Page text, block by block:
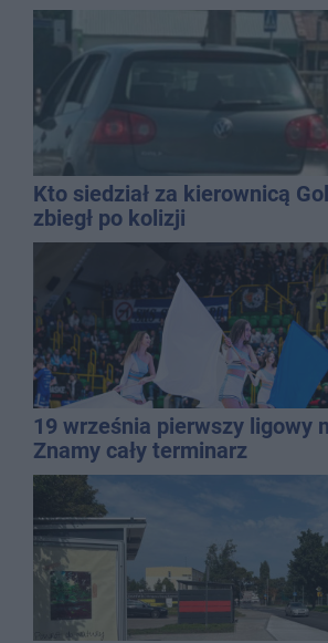
Kto siedział za kierownicą
zbiegł po kolizji
19 września pierwszy ligowy
Znamy cały terminarz